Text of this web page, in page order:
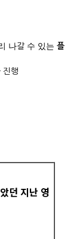
나갈 수 있는 플
진행
던 지난 영